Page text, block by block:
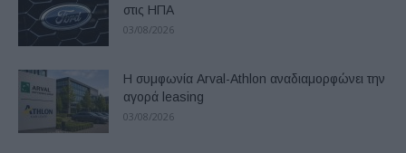
στις ΗΠΑ
03/08/2026
Η συμφωνία Arval-Athlon αναδιαμορφώνει την
αγορά leasing
03/08/2026